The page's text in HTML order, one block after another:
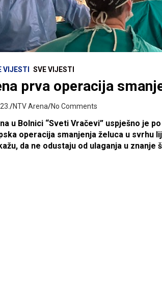
VIJESTI SVE VIJESTI
prva operacija
NTV Arena No Comments
u Bolnici “Sveti Vračevi” uspješno je
operacija smanjenja želuca u svrhu
da ne odustaju od ulaganja u